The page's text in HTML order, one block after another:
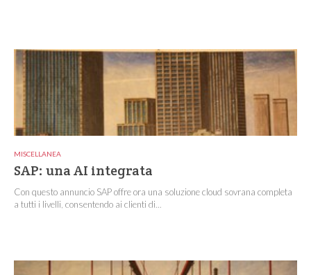
MISCELLANEA
SAP: una AI integrata
Con questo annuncio SAP offre ora una soluzione cloud sovrana completa
a tutti i livelli, consentendo ai clienti di...